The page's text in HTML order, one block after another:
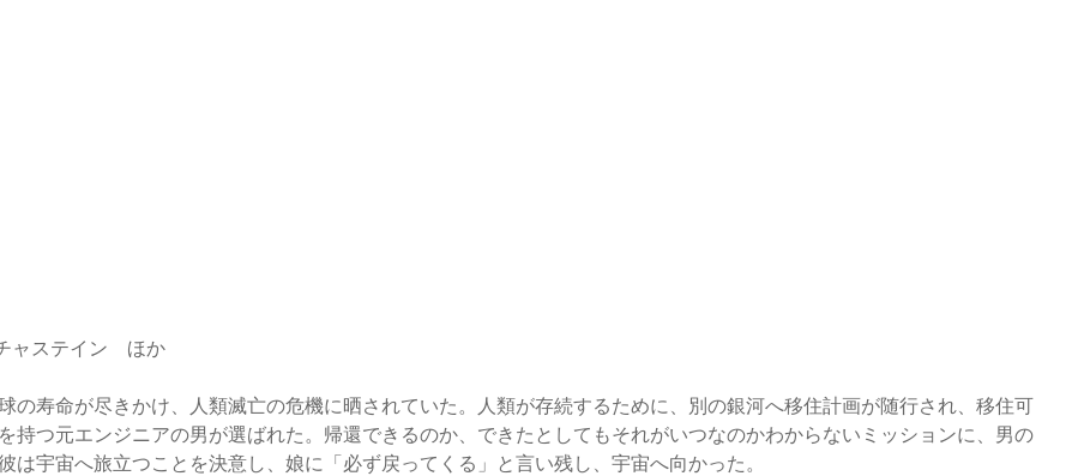
ャステイン ほか
寿命が尽きかけ、人類滅亡の危機に晒されていた。人類が存続するために、別の銀河へ移住計画が随行され、移住可
持つ元エンジニアの男が選ばれた。帰還できるのか、できたとしてもそれがいつなのかわからないミッションに、男の
宇宙へ旅立つことを決意し、娘に「必ず戻ってくる」と言い残し、宇宙へ向かった。